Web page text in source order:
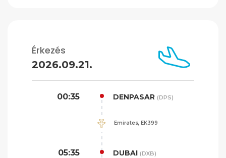
Érkezés
2026.09.21.
00:35 DENPASAR (DPS)
Emirates, EK399
05:35 DUBAI (DXB)